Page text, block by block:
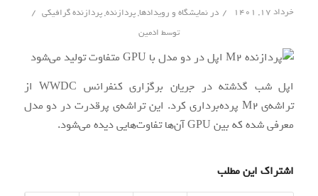
خرداد ۱۷, ۱۴۰۱ / درنمایشگاه و رویدادها,پردازنده,پردازنده گرافیکی /
توسط ادمین
اپل شب گذشته در جریان برگزاری کنفرانس WWDC از
تراشه‌ی M2 پرده‌برداری کرد. این تراشه‌ی پرقدرت در دو مدل
معرفی شده که بین GPU آن‌ها تفاوت‌هایی دیده می‌شود.
اشتراک این مطلب